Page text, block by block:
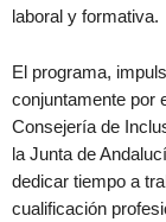
laboral y formativa.
El programa,
conjuntamente por
Consejería de
la Junta de
dedicar tiempo a
cualificación